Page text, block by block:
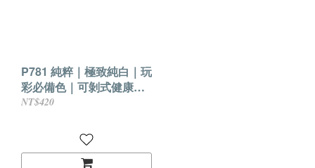
P781 純粹｜極致純白｜玩
彩必備色｜可剝式健康香
氛水性指甲油
NT$420